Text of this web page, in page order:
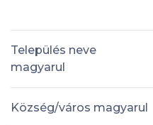
Település neve
magyarul
Község/város magyarul